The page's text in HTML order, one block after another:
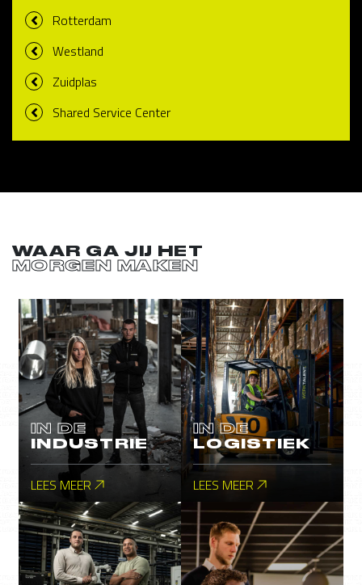
Rotterdam
Westland
Zuidplas
Shared Service Center
WAAR GA JIJ HET
MORGEN MAKEN
IN DE
INDUSTRIE
LEES MEER
IN DE
LOGISTIEK
LEES MEER